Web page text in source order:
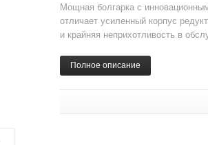
Мощная болгарка с
отличает усиленный корпус
и крайняя неприхотливость в
Полное описание